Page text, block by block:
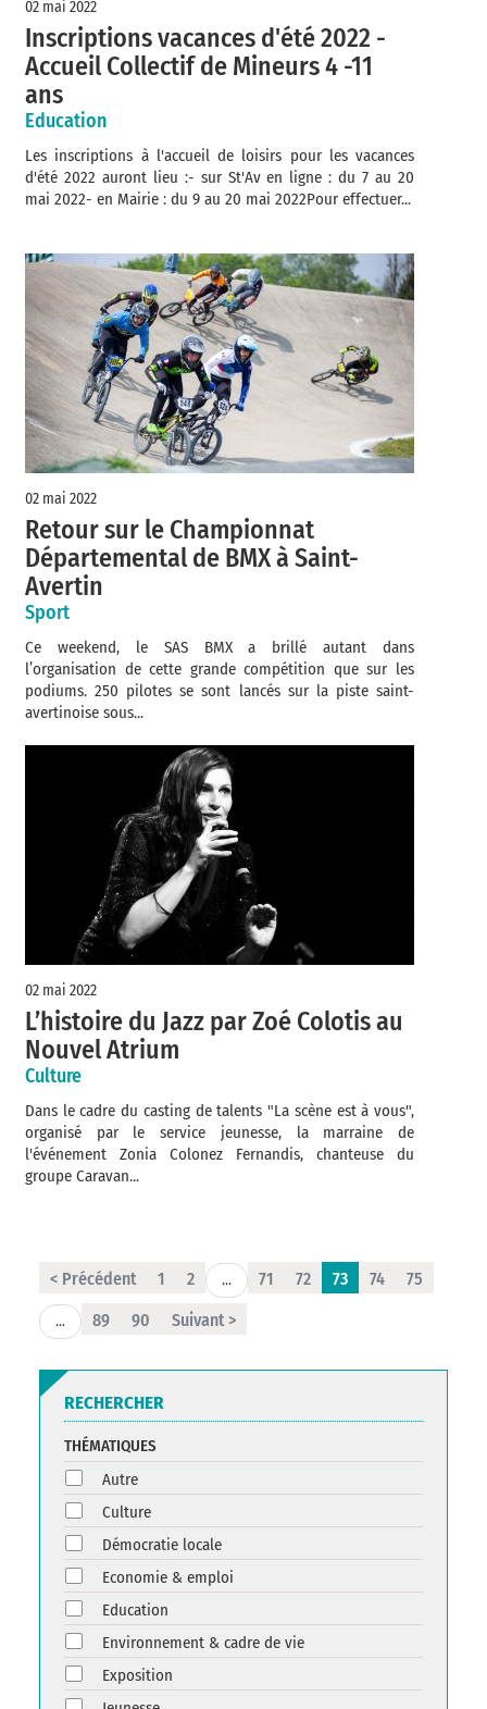
02 mai 2022
Inscriptions vacances d'été 2022 -
Accueil Collectif de Mineurs 4 -11
ans
Education
Les inscriptions à l'accueil de loisirs pour les vacances
d'été 2022 auront lieu :- sur St'Av en ligne : du 7 au 20
mai 2022- en Mairie : du 9 au 20 mai 2022Pour effectuer...
02 mai 2022
Retour sur le Championnat
Départemental de BMX à Saint-
Avertin
Sport
Ce weekend, le SAS BMX a brillé autant dans
l’organisation de cette grande compétition que sur les
podiums. 250 pilotes se sont lancés sur la piste saint-
avertinoise sous...
02 mai 2022
L’histoire du Jazz par Zoé Colotis au
Nouvel Atrium
Culture
Dans le cadre du casting de talents "La scène est à vous",
organisé par le service jeunesse, la marraine de
l'événement Zonia Colonez Fernandis, chanteuse du
groupe Caravan...
< Précédent 1 2 ... 71 72 73 74 75
... 89 90 Suivant >
RECHERCHER
THÉMATIQUES
Autre
Culture
Démocratie locale
Economie & emploi
Education
Environnement & cadre de vie
Exposition